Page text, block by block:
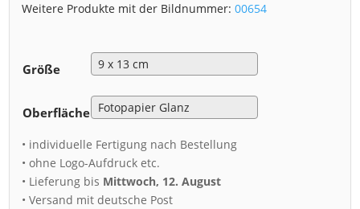
Weitere Produkte mit der Bildnummer:00654
Größe
Oberfläche
• individuelle Fertigung nach Bestellung
• ohne Logo-Aufdruck etc.
• Lieferung bis Mittwoch, 12. August
• Versand mit deutsche Post